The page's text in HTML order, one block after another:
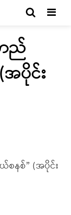
ည်
ပိုင်း
နစ်” (အပိုင်း